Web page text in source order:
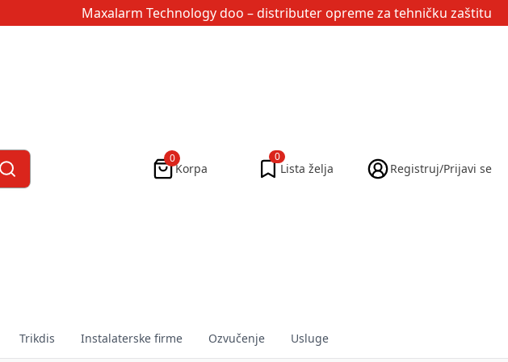
Maxalarm Technology doo – distributer opreme za tehničku zaštitu
0
Korpa
0
Lista želja Registruj/Prijavi se
Trikdis Instalaterske firme Ozvučenje Usluge